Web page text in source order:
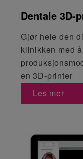
Dentale 3D-
Gjør hele den
klinikken med
en 3D-printer
Les mer